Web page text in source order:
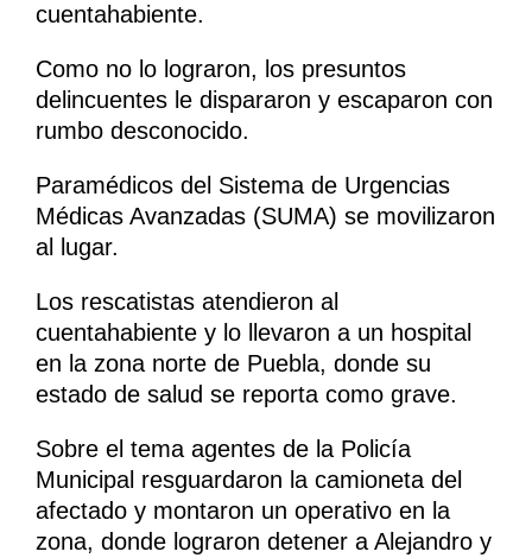
cuentahabiente.
Como no lo lograron, los presuntos
delincuentes le dispararon y escaparon con
rumbo desconocido.
Paramédicos del Sistema de Urgencias
Médicas Avanzadas (SUMA) se movilizaron
al lugar.
Los rescatistas atendieron al
cuentahabiente y lo llevaron a un hospital
en la zona norte de Puebla, donde su
estado de salud se reporta como grave.
Sobre el tema agentes de la Policía
Municipal resguardaron la camioneta del
afectado y montaron un operativo en la
zona, donde lograron detener a Alejandro y